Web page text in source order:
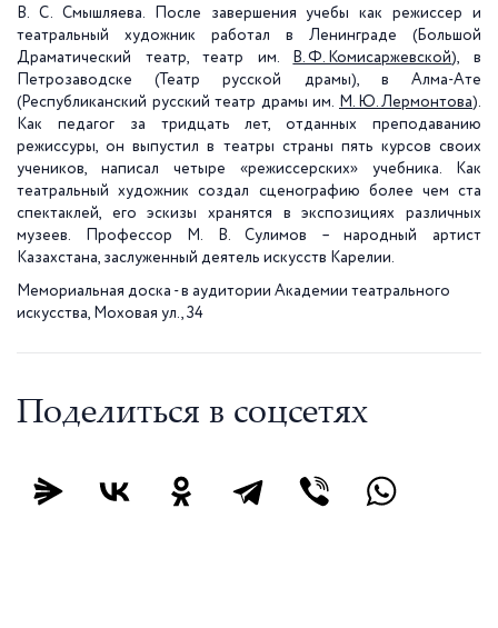
В. С. Смышляева. После завершения учебы как режиссер и
театральный художник работал в Ленинграде (Большой
Драматический театр, театр им.
В. Ф. Комисаржевской), в
Петрозаводске (Театр русской драмы), в Алма-Ате
(Республиканский русский театр драмы им. М. Ю. Лермонтова).
Как педагог за тридцать лет, отданных преподаванию
режиссуры, он выпустил в театры страны пять курсов своих
учеников, написал четыре «режиссерских» учебника. Как
театральный художник создал сценографию более чем ста
спектаклей, его эскизы хранятся в экспозициях различных
музеев. Профессор М. В. Сулимов – народный артист
Казахстана, заслуженный деятель искусств Карелии.
Мемориальная доска - в аудитории Академии театрального
искусства, Моховая ул., 34
Поделиться в соцсетях